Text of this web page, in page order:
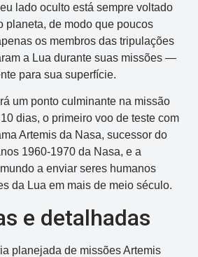
lado oculto está sempre voltado
planeta, de modo que poucos
os membros das tripulações
a Lua durante suas missões —
para sua superfície.
um ponto culminante na missão
dias, o primeiro voo de teste com
Artemis da Nasa, sucessor do
1960-1970 da Nasa, e a
a enviar seres humanos
da Lua em mais de meio século.
e detalhadas
planejada de missões Artemis